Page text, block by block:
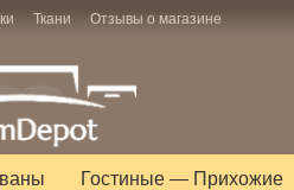
Ткани Отзывы о магазине
Гостиные — Прихожие